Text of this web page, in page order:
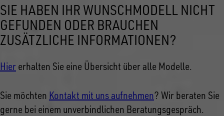
SIE HABEN IHR WUNSCHMODELL NICHT
GEFUNDEN ODER BRAUCHEN
ZUSÄTZLICHE INFORMATIONEN?
Hier erhalten Sie eine Übersicht über alle Modelle.
Sie möchten Kontakt mit uns aufnehmen? Wir beraten Sie
gerne bei einem unverbindlichen Beratungsgespräch.